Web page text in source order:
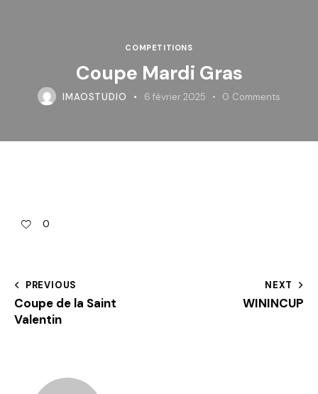
COMPETITIONS
Coupe Mardi Gras
IMAOSTUDIO 6 février 2025 0 Comments
0
PREVIOUS
Coupe de la Saint
Valentin
NEXT
WININCUP